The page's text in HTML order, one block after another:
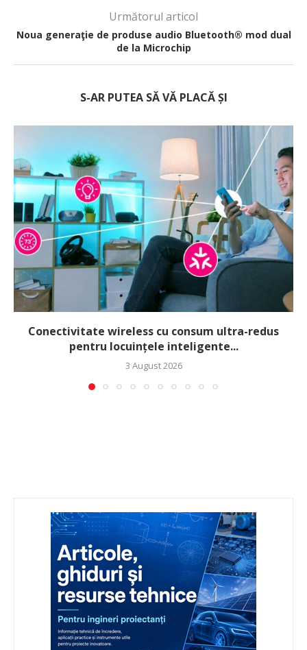
Următorul articol
Noua generaţie de produse audio Bluetooth® mod dual
de la Microchip
S-AR PUTEA SĂ VĂ PLACĂ ȘI
Conectivitate wireless cu consum ultra-redus
pentru locuințele inteligente...
3 August 2026